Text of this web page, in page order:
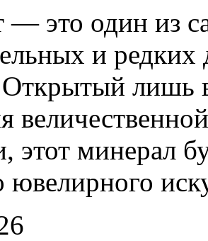
— это один из
и
Открытый лишь
этот минерал
ювелирного